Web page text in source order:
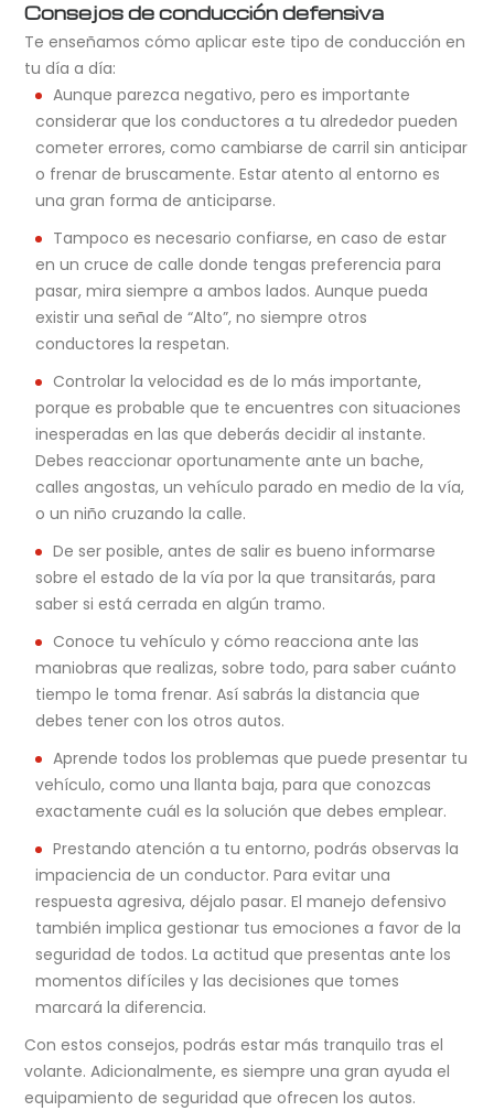
Consejos de conducción defensiva
Te enseñamos cómo aplicar este tipo de conducción en
tu día a día:
Aunque parezca negativo, pero es importante
considerar que los conductores a tu alrededor pueden
cometer errores, como cambiarse de carril sin anticipar
o frenar de bruscamente. Estar atento al entorno es
una gran forma de anticiparse.
Tampoco es necesario confiarse, en caso de estar
en un cruce de calle donde tengas preferencia para
pasar, mira siempre a ambos lados. Aunque pueda
existir una señal de “Alto”, no siempre otros
conductores la respetan.
Controlar la velocidad es de lo más importante,
porque es probable que te encuentres con situaciones
inesperadas en las que deberás decidir al instante.
Debes reaccionar oportunamente ante un bache,
calles angostas, un vehículo parado en medio de la vía,
o un niño cruzando la calle.
De ser posible, antes de salir es bueno informarse
sobre el estado de la vía por la que transitarás, para
saber si está cerrada en algún tramo.
Conoce tu vehículo y cómo reacciona ante las
maniobras que realizas, sobre todo, para saber cuánto
tiempo le toma frenar. Así sabrás la distancia que
debes tener con los otros autos.
Aprende todos los problemas que puede presentar tu
vehículo, como una llanta baja, para que conozcas
exactamente cuál es la solución que debes emplear.
Prestando atención a tu entorno, podrás observas la
impaciencia de un conductor. Para evitar una
respuesta agresiva, déjalo pasar. El manejo defensivo
también implica gestionar tus emociones a favor de la
seguridad de todos. La actitud que presentas ante los
momentos difíciles y las decisiones que tomes
marcará la diferencia.
Con estos consejos, podrás estar más tranquilo tras el
volante. Adicionalmente, es siempre una gran ayuda el
equipamiento de seguridad que ofrecen los autos.